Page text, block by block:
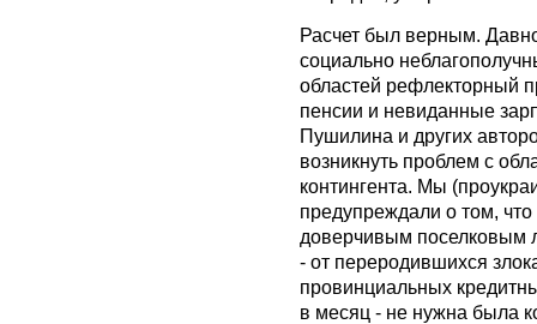
Расчет был верным.
социально
областей рефлекторный
пенсии и невиданные
Пушилина и других
возникнуть проблем с
контингента. Мы
предупреждали о том, что
доверчивым поселковым
- от переродившихся
провинциальных
в месяц - не нужна была